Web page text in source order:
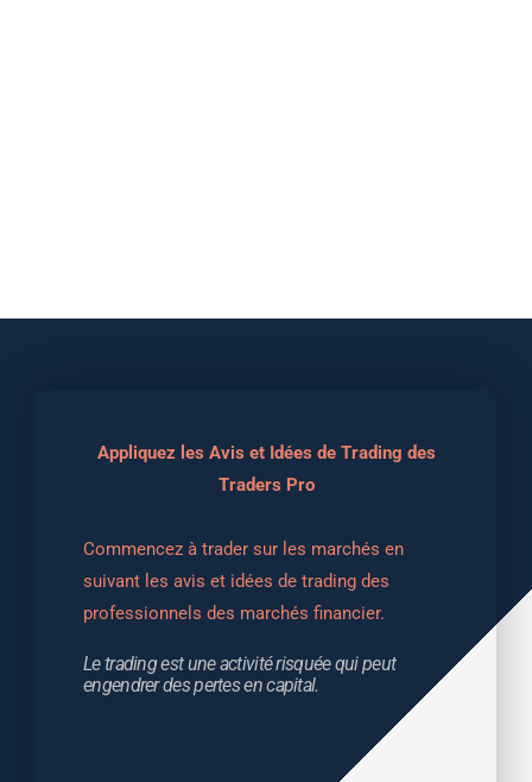
Appliquez les Avis et Idées de Trading des
Traders Pro
Commencez à trader sur les marchés en
suivant les avis et idées de trading des
professionnels des marchés financier.
Le trading est une activité risquée qui peut
engendrer des pertes en capital.